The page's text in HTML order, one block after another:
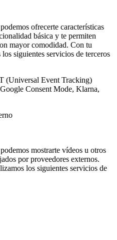
ofrecerte características
básica y te permiten
mayor comodidad. Con tu
siguientes servicios de terceros
(Universal Event Tracking)
Consent Mode, Klarna,
mostrarte vídeos u otros
por proveedores externos.
los siguientes servicios de